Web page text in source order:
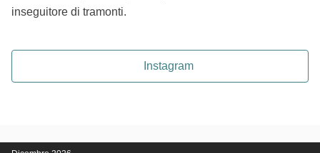
inseguitore di tramonti.
Instagram